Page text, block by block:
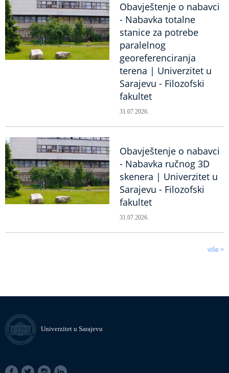
Obavještenje o nabavci
- Nabavka totalne
stanice za potrebe
paralelnog
georeferenciranja
terena | Univerzitet u
Sarajevu - Filozofski
fakultet
31.07.2026.
Obavještenje o nabavci
- Nabavka ručnog 3D
skenera | Univerzitet u
Sarajevu - Filozofski
fakultet
31.07.2026.
više >
Univerzitet u Sarajevu
SOCIAL